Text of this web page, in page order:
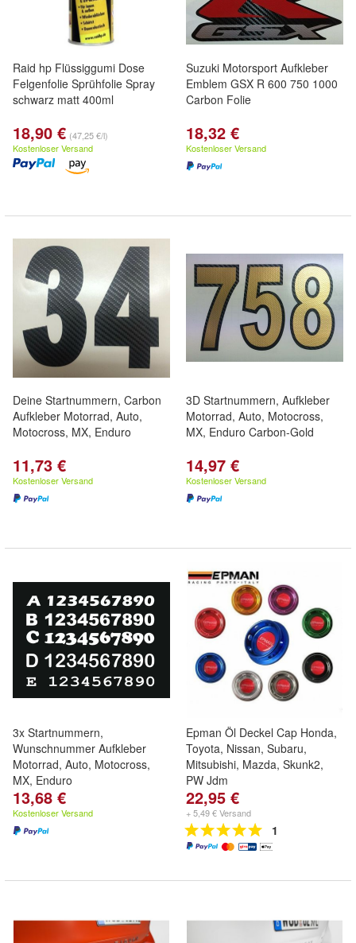
Raid hp Flüssiggumi Dose
Felgenfolie Sprühfolie Spray
schwarz matt 400ml
18,90 € (47,25 €/l)
Kostenloser Versand
Suzuki Motorsport Aufkleber
Emblem GSX R 600 750 1000
Carbon Folie
18,32 €
Kostenloser Versand
Deine Startnummern, Carbon
Aufkleber Motorrad, Auto,
Motocross, MX, Enduro
11,73 €
Kostenloser Versand
3D Startnummern, Aufkleber
Motorrad, Auto, Motocross,
MX, Enduro Carbon-Gold
14,97 €
Kostenloser Versand
3x Startnummern,
Wunschnummer Aufkleber
Motorrad, Auto, Motocross,
MX, Enduro
13,68 €
Kostenloser Versand
Epman Öl Deckel Cap Honda,
Toyota, Nissan, Subaru,
Mitsubishi, Mazda, Skunk2,
PW Jdm
22,95 €
+ 5,49 € Versand
1